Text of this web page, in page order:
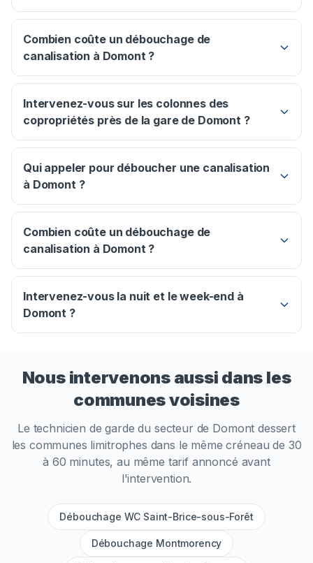
Combien coûte un débouchage de
canalisation à Domont ?
Intervenez-vous sur les colonnes des
copropriétés près de la gare de Domont ?
Qui appeler pour déboucher une canalisation
à Domont ?
Combien coûte un débouchage de
canalisation à Domont ?
Intervenez-vous la nuit et le week-end à
Domont ?
Nous intervenons aussi dans les
communes voisines
Le technicien de garde du secteur de Domont dessert
les communes limitrophes dans le même créneau de 30
à 60 minutes, au même tarif annoncé avant
l'intervention.
Débouchage WC Saint-Brice-sous-Forêt
Débouchage Montmorency